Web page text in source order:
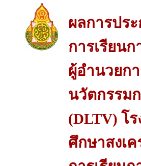
ผลการปร
การเรียน
ผู้อำนวยก
นวัตกรรม
(DLTV) โ
ศึกษาสงเ